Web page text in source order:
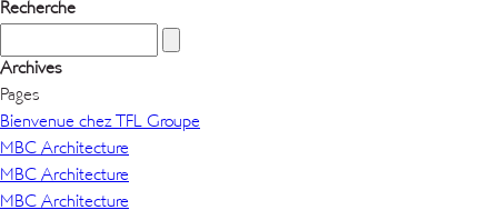
Recherche
Archives
Pages
Bienvenue chez TFL Groupe
MBC Architecture
MBC Architecture
MBC Architecture